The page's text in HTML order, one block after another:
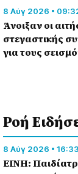
8 Αύγ 2026 •
Άνοιξαν οι
στεγαστικής
για τους
Ροή
8 Αύγ 2026 • 16:33
ΕΙΝΗ: